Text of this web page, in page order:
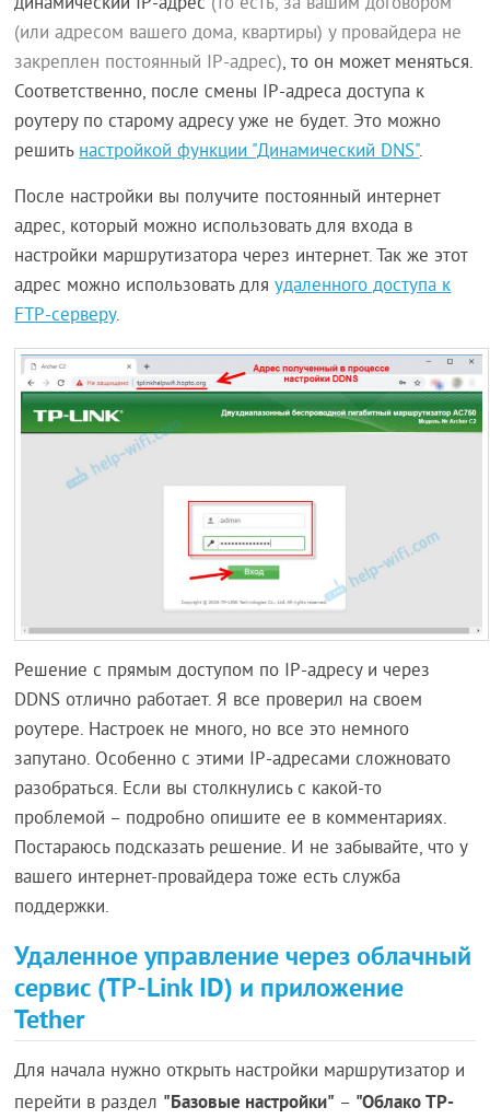
(или адресом вашего дома, квартиры) у провайдера не
закреплен постоянный IP-адрес), то он может меняться.
Соответственно, после смены IP-адреса доступа к
роутеру по старому адресу уже не будет. Это можно
решитьнастройкой функции "Динамический DNS".
После настройки вы получите постоянный интернет
адрес, который можно использовать для входа в
настройки маршрутизатора через интернет. Так же этот
адрес можно использовать дляудаленного доступа к
FTP-серверу.
Решение с прямым доступом по IP-адресу и через
DDNS отлично работает. Я все проверил на своем
роутере. Настроек не много, но все это немного
запутано. Особенно с этими IP-адресами сложновато
разобраться. Если вы столкнулись с какой-то
проблемой – подробно опишите ее в комментариях.
Постараюсь подсказать решение. И не забывайте, что у
вашего интернет-провайдера тоже есть служба
поддержки.
Удаленное управление через облачный
сервис (TP-Link ID) и приложение
Tether
Для начала нужно открыть настройки маршрутизатор и
перейти в раздел "Базовые настройки" – "Облако TP-